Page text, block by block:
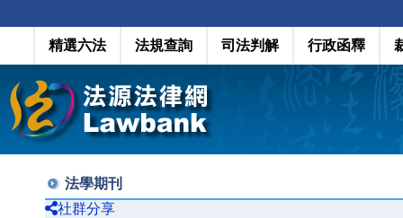
精選六法 法規查詢 司法判解 行政函釋
法學期刊
社群分享